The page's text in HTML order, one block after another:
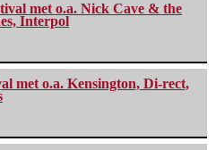
met o.a. Nick Cave & the
Interpol
met o.a. Kensington, Di-rect,